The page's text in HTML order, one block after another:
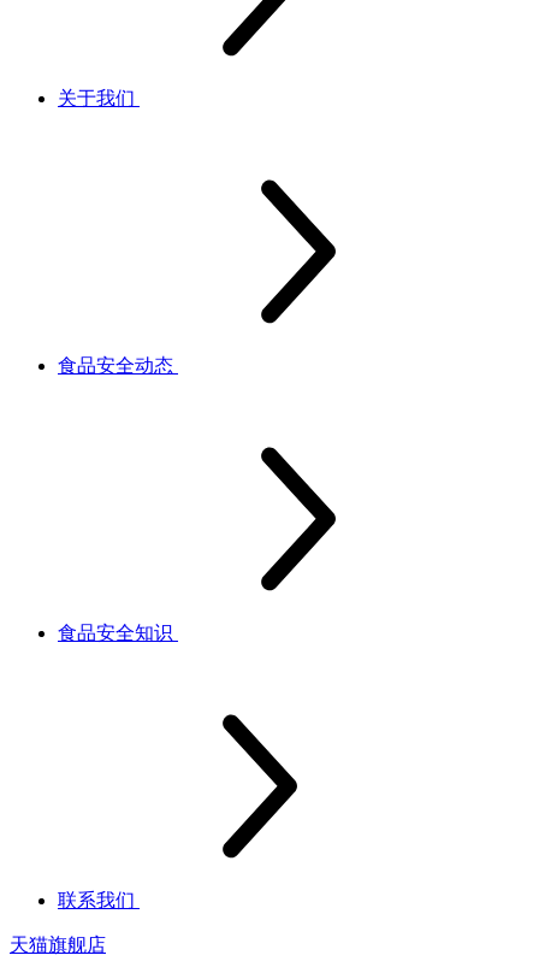
关于我们
食品安全动态
食品安全知识
联系我们
天猫旗舰店